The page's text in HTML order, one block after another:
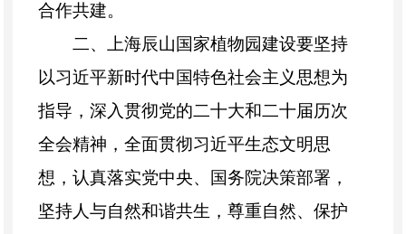
合作共建。
二、上海辰山国家植物园建设要坚持
以习近平新时代中国特色社会主义思想为
指导，深入贯彻党的二十大和二十届历次
全会精神，全面贯彻习近平生态文明思
想，认真落实党中央、国务院决策部署，
坚持人与自然和谐共生，尊重自然、保护